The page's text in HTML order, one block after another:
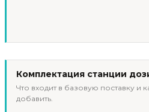
Комплектация станции
Что входит в базовую поставку и
добавить.